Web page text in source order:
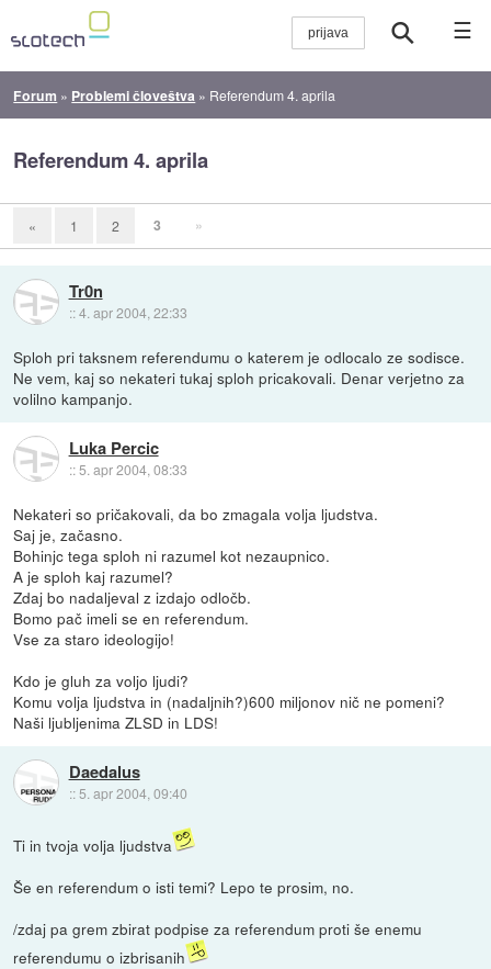
☰
Forum » Problemi človeštva » Referendum 4. aprila
Referendum 4. aprila
« 1 2 3 »
Tr0n
::4. apr 2004, 22:33
Sploh pri taksnem referendumu o katerem je odlocalo ze sodisce.
Ne vem, kaj so nekateri tukaj sploh pricakovali. Denar verjetno za
volilno kampanjo.
Luka Percic
::5. apr 2004, 08:33
Nekateri so pričakovali, da bo zmagala volja ljudstva.
Saj je, začasno.
Bohinjc tega sploh ni razumel kot nezaupnico.
A je sploh kaj razumel?
Zdaj bo nadaljeval z izdajo odločb.
Bomo pač imeli se en referendum.
Vse za staro ideologijo!
Kdo je gluh za voljo ljudi?
Komu volja ljudstva in (nadaljnih?)600 miljonov nič ne pomeni?
Naši ljubljenima ZLSD in LDS!
Daedalus
:: 5. apr 2004, 09:40
Ti in tvoja volja ljudstva
Še en referendum o isti temi? Lepo te prosim, no.
/zdaj pa grem zbirat podpise za referendum proti še enemu
referendumu o izbrisanih